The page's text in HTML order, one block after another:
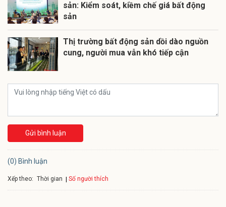
sản: Kiểm soát, kiềm chế giá bất động
sản
Thị trường bất động sản dồi dào nguồn
cung, người mua vẫn khó tiếp cận
Gửi bình luận
(0) Bình luận
Xếp theo: Thời gian Số người thích